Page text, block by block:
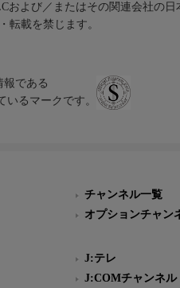
よび／またはその関連会社の
転載を禁じます。
報である
いるマークです。
チャンネル一覧
オプションチャン
J:テレ
J:COMチャンネル